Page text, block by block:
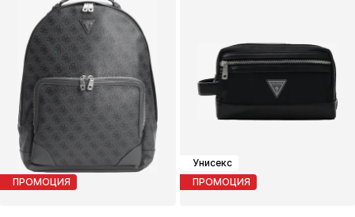
ПРОМОЦИЯ
Унисекс
ПРОМОЦИЯ